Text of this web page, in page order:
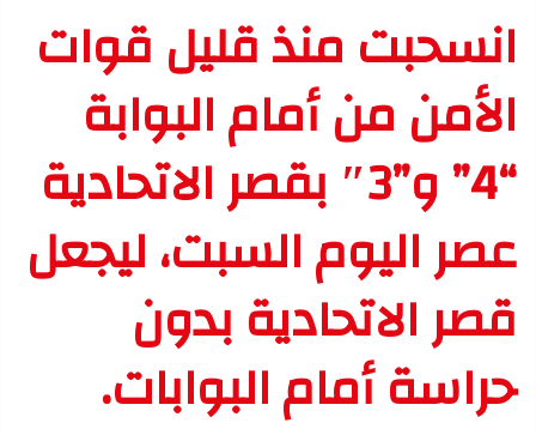
انسحبت منذ قليل قوات
الأمن من أمام البوابة
“4” و”3″ بقصر الاتحادية
عصر اليوم السبت، ليجعل
قصر الاتحادية بدون
حراسة أمام البوابات.